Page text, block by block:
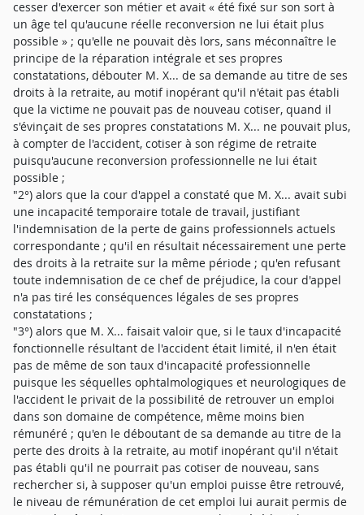
cesser d'exercer son métier et avait « été fixé sur son sort à
un âge tel qu'aucune réelle reconversion ne lui était plus
possible » ; qu'elle ne pouvait dès lors, sans méconnaître le
principe de la réparation intégrale et ses propres
constatations, débouter M. X... de sa demande au titre de ses
droits à la retraite, au motif inopérant qu'il n'était pas établi
que la victime ne pouvait pas de nouveau cotiser, quand il
s'évinçait de ses propres constatations M. X... ne pouvait plus,
à compter de l'accident, cotiser à son régime de retraite
puisqu'aucune reconversion professionnelle ne lui était
possible ;
"2°) alors que la cour d'appel a constaté que M. X... avait subi
une incapacité temporaire totale de travail, justifiant
l'indemnisation de la perte de gains professionnels actuels
correspondante ; qu'il en résultait nécessairement une perte
des droits à la retraite sur la même période ; qu'en refusant
toute indemnisation de ce chef de préjudice, la cour d'appel
n'a pas tiré les conséquences légales de ses propres
constatations ;
"3°) alors que M. X... faisait valoir que, si le taux d'incapacité
fonctionnelle résultant de l'accident était limité, il n'en était
pas de même de son taux d'incapacité professionnelle
puisque les séquelles ophtalmologiques et neurologiques de
l'accident le privait de la possibilité de retrouver un emploi
dans son domaine de compétence, même moins bien
rémunéré ; qu'en le déboutant de sa demande au titre de la
perte des droits à la retraite, au motif inopérant qu'il n'était
pas établi qu'il ne pourrait pas cotiser de nouveau, sans
rechercher si, à supposer qu'un emploi puisse être retrouvé,
le niveau de rémunération de cet emploi lui aurait permis de